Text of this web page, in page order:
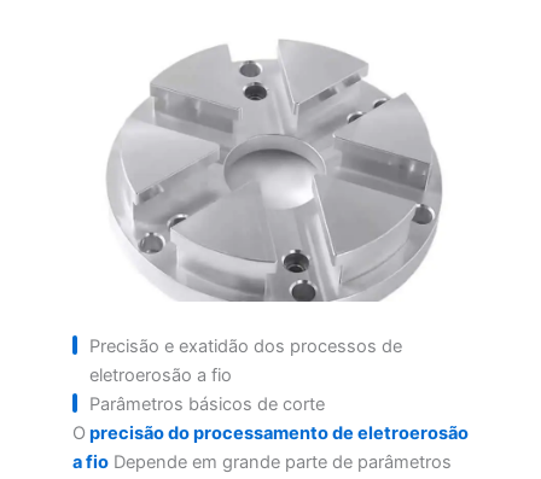
Precisão e exatidão dos processos de
eletroerosão a fio
Parâmetros básicos de corte
O precisão do processamento de eletroerosão
a fio Depende em grande parte de parâmetros